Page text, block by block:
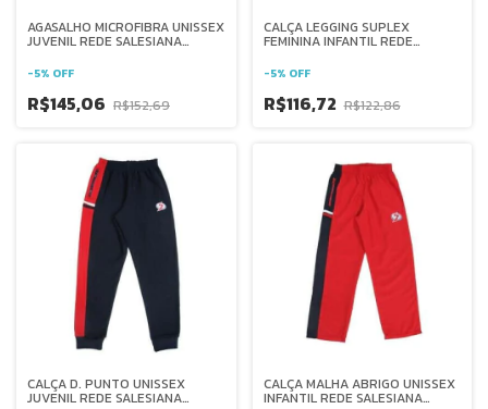
AGASALHO MICROFIBRA UNISSEX
JUVENIL REDE SALESIANA
-5% OFF
R$145,06 R$152,69
CALÇA LEGGING SUPLEX
FEMININA INFANTIL REDE
-5% OFF
R$116,72 R$122,86
CALÇA D. PUNTO UNISSEX
JUVENIL REDE SALESIANA
CALÇA MALHA ABRIGO UNISSEX
INFANTIL REDE SALESIANA